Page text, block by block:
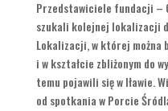
Przedstawiciele fundacji –
szukali kolejnej lokalizacji
Lokalizacji, w której można
i w kształcie zbliżonym do
temu pojawili się w Iławie.
od spotkania w Porcie